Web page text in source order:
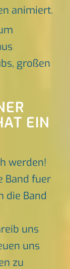
animiert.
großen
EIN
werden!
Band fuer
die Band
uns
uns
zu